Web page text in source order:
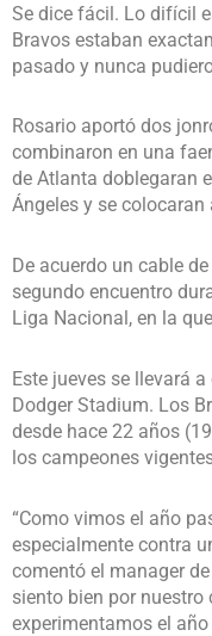
Se dice fácil. Lo difícil
Bravos estaban
pasado y nunca
Rosario aportó dos
combinaron en una
de Atlanta doblegaran
Ángeles y se
De acuerdo un cable
segundo encuentro
Liga Nacional, en la
Este jueves se llevará
Dodger Stadium. Los
desde hace 22 años
los campeones
“Como vimos el año
especialmente contra
comentó el manager
siento bien por
experimentamos el